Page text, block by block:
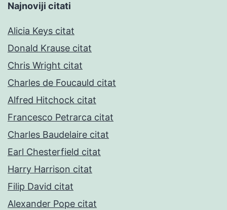
Najnoviji citati
Alicia Keys citat
Donald Krause citat
Chris Wright citat
Charles de Foucauld citat
Alfred Hitchock citat
Francesco Petrarca citat
Charles Baudelaire citat
Earl Chesterfield citat
Harry Harrison citat
Filip David citat
Alexander Pope citat